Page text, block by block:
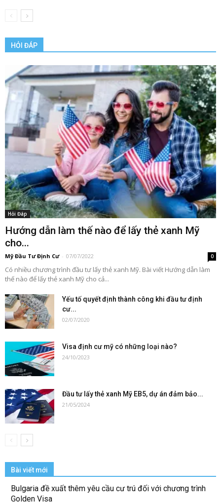
HỎI ĐÁP
Hỏi Đáp
Hướng dẫn làm thế nào để lấy thẻ xanh Mỹ
cho...
Mỹ Đầu Tư Định Cư - 07/07/2022 0
Có nhiều chương trình đầu tư lấy thẻ xanh Mỹ. Bài viết Hướng dẫn làm
thế nào để lấy thẻ xanh Mỹ cho cả...
Yếu tố quyết định thành công khi đầu tư định
cư...
02/07/2020
Visa định cư mỹ có những loại nào?
24/10/2023
Đầu tư lấy thẻ xanh Mỹ EB5, dự án đảm bảo...
21/05/2024
Bài viết mới
Bulgaria đề xuất thêm yêu cầu cư trú đối với chương trình
Golden Visa